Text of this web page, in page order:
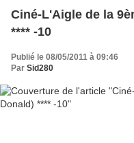
Ciné-L'Aigle de la
**** -10
Publié le 08/05/2011 à 09:46
Par Sid280